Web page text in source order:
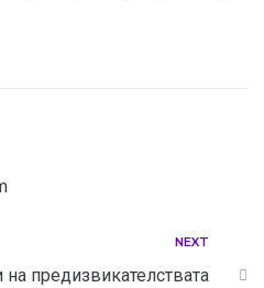
NEXT
предизвикателствата